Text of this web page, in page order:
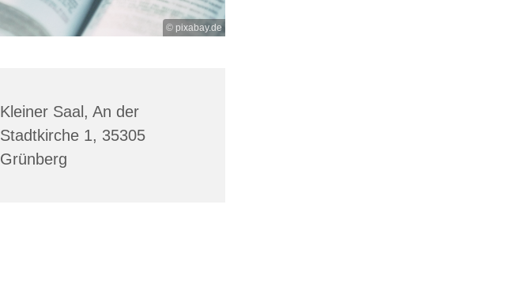
© pixabay.de
Kleiner Saal, An der
Stadtkirche 1, 35305
Grünberg